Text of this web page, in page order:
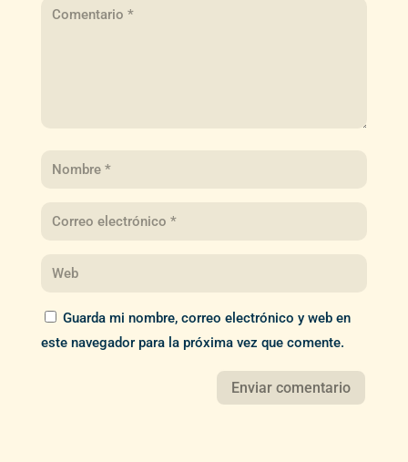
Guarda mi nombre, correo electrónico y web en
este navegador para la próxima vez que comente.